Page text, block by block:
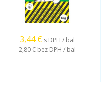
3,44 € s DPH / bal
2,80 € bez DPH / bal